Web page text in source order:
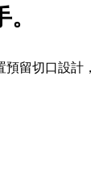
留切口設計